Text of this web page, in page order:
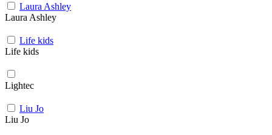
Laura Ashley
Laura Ashley
Life kids
Life kids
Lightec
Liu Jo
Liu Jo